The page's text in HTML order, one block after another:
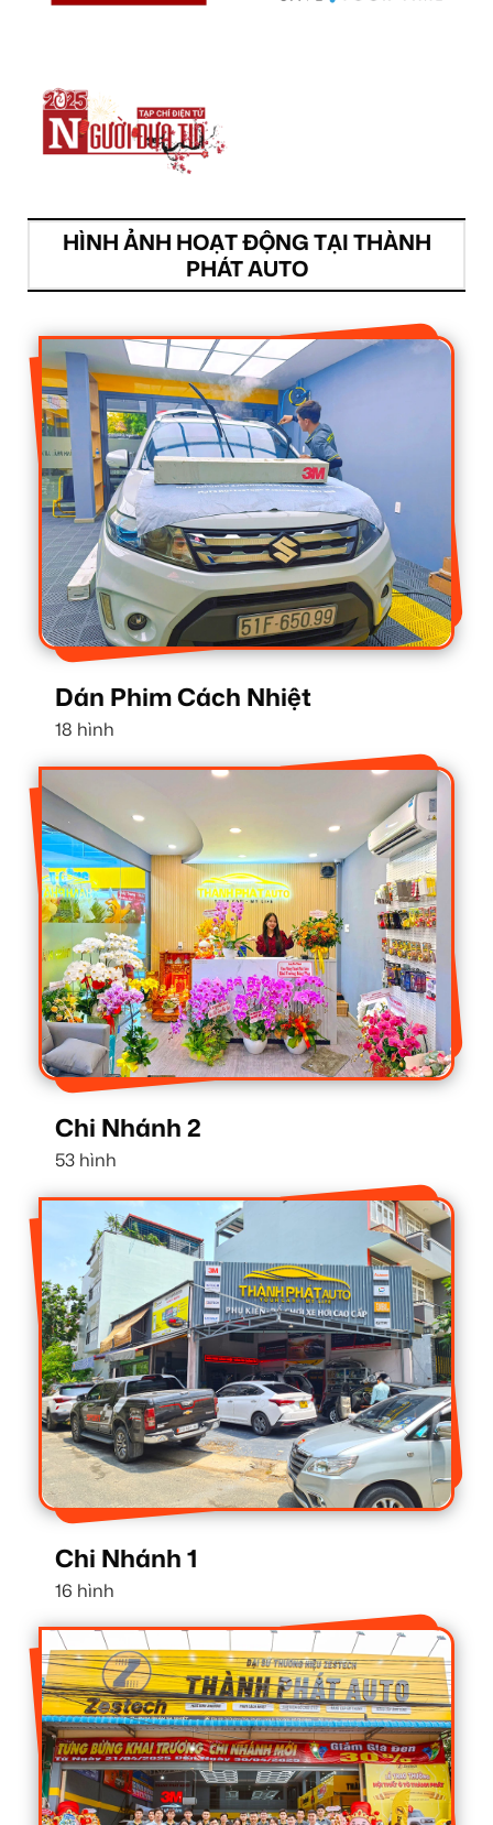
HÌNH ẢNH HOẠT ĐỘNG TẠI THÀNH
PHÁT AUTO
Dán Phim Cách Nhiệt
18 hình
Chi Nhánh 2
53 hình
Chi Nhánh 1
16 hình